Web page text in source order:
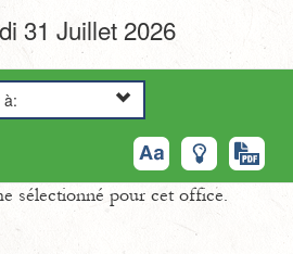
31 Juillet 2026
à:
sélectionné pour cet office.